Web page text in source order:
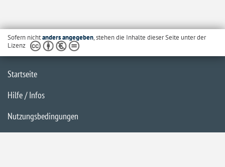
Sofern nichtanders angegeben, stehen die Inhalte dieser Seite unter der
Lizenz
Startseite
Hilfe / Infos
Nutzungsbedingungen